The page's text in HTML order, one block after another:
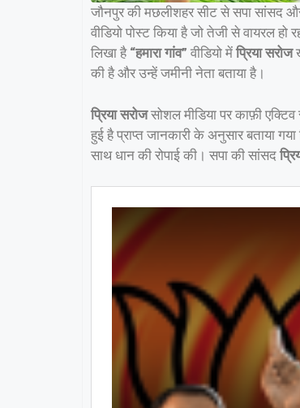
जौनपुर की मछलीशहर सीट से सपा सांसद
वीडियो पोस्ट किया है जो तेजी से वायरल हो
लिखा है “हमारा गांव” वीडियो में प्रिया सरोज
की है और उन्हें जमीनी नेता बताया है।
प्रिया सरोजसोशल मीडिया पर काफ़ी
हुई है प्राप्त जानकारी के अनुसार बताया
साथ धान की रोपाई की। सपा की सांसद